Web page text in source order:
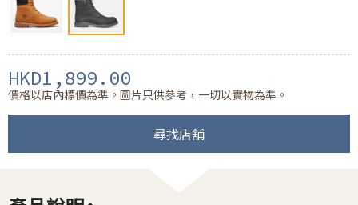
HKD1,899.00
價格以店內標價為準。圖片只供參考，一切以實物為準。
尋找店舖